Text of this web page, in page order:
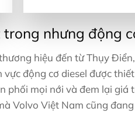
nhưng động
hiệu đến từ Thụy
động cơ diesel được
phối mọi nới và đem lại
Volvo Việt Nam cũng